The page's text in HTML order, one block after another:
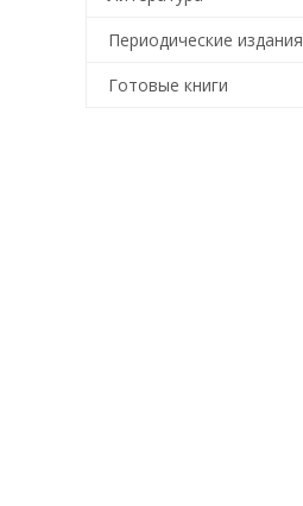
Периодические издания
Готовые книги